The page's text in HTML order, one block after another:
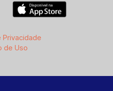
Privacidade
de Uso